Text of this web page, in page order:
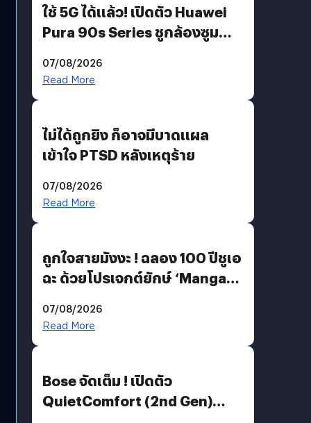
ใช้ 5G ได้แล้ว! เปิดตัว Huawei
Pura 90s Series ชูกล้องซูม
07/08/2026
Read More
ไม่ได้ถูกยิง ก็อาจมีบาดแผล
เข้าใจ PTSD หลังเหตุร้าย
07/08/2026
Read More
ถูกใจสายมังงะ ! ฉลอง 100 ปีชูเอ
ฉะ ด้วยโปรเจกต์ยักษ์ ‘Manga
มีภาษาไทยด้วย
07/08/2026
Read More
Bose จัดเต็ม ! เปิดตัว
QuietComfort (2nd Gen)